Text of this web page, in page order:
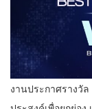
งานประกาศรางวัล